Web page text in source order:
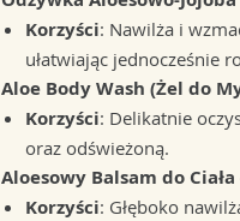
Korzyści: Nawilża i
ułatwiając jednocześnie
Aloe Body Wash (Żel do
Korzyści: Delikatnie
oraz odświeżoną.
Aloesowy Balsam do Ciała
Korzyści: Głęboko